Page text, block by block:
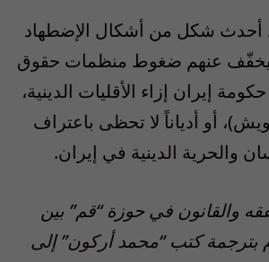
أحدث شكل من أشكال الإضطهاد
سيخفّف عنهم ضغوط منظمات حقوق
إيران إزاء الأقليات الدينية،
أو أدياناً لا تحظى باعتراف
والحرية الدينية في إيران.
والقانون في حوزة “قم” بين
بترجمة كتب “محمد أركون” إلى